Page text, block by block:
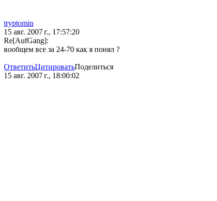
tryptomin
15 авг. 2007 г., 17:57:20
Re[AufGang]:
вообщем все за 24-70 как я понял ?
ОтветитьЦитироватьПоделиться
15 авг. 2007 г., 18:00:02